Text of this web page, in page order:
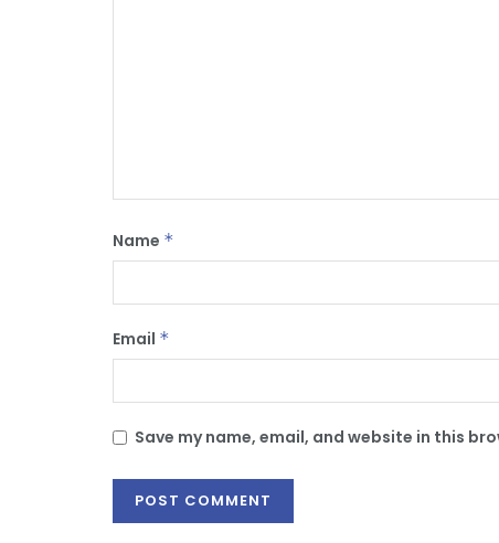
Name *
Email *
Save my name, email, and website in this